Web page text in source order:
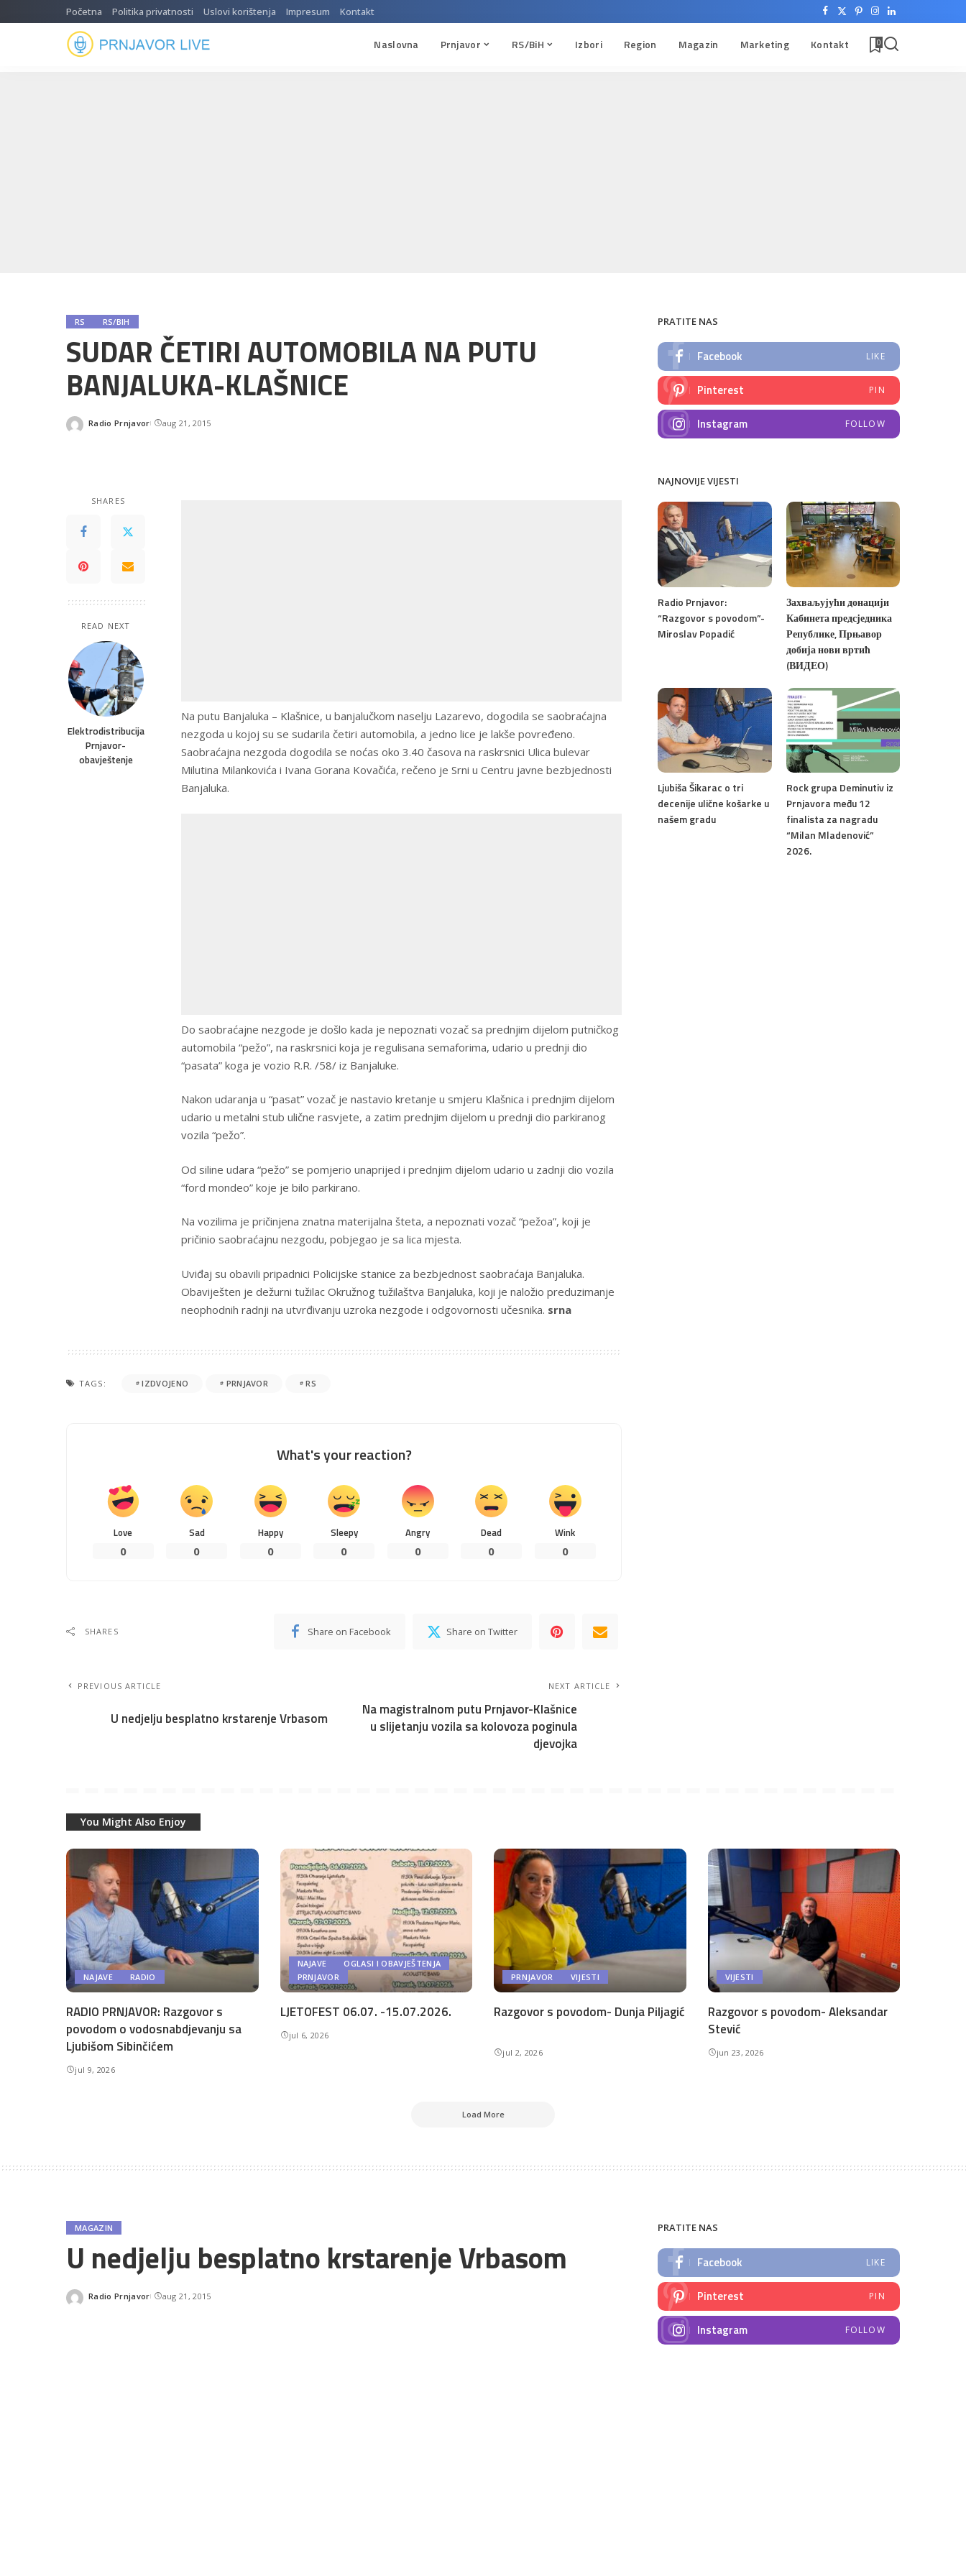
Početna Politika privatnosti Uslovi korištenja Impresum Kontakt
Naslovna Prnjavor RS/BiH Izbori Region Magazin Marketing Kontakt 0
RS RS/BIH
SUDAR ČETIRI AUTOMOBILA NA PUTU
BANJALUKA-KLAŠNICE
Posted
Radio Prnjavor aug 21, 2015
SHARES
READ NEXT
Elektrodistribucija
Prnjavor-
obavještenje
Na putu Banjaluka – Klašnice, u banjalučkom naselju Lazarevo, dogodila se saobraćajna
nezgoda u kojoj su se sudarila četiri automobila, a jedno lice je lakše povređeno.
Saobraćajna nezgoda dogodila se noćas oko 3.40 časova na raskrsnici Ulica bulevar
Milutina Milankovića i Ivana Gorana Kovačića, rečeno je Srni u Centru javne bezbjednosti
Banjaluka.
Do saobraćajne nezgode je došlo kada je nepoznati vozač sa prednjim dijelom putničkog
automobila “pežo”, na raskrsnici koja je regulisana semaforima, udario u prednji dio
“pasata” koga je vozio R.R. /58/ iz Banjaluke.
Nakon udaranja u “pasat” vozač je nastavio kretanje u smjeru Klašnica i prednjim dijelom
udario u metalni stub ulične rasvjete, a zatim prednjim dijelom u prednji dio parkiranog
vozila “pežo”.
Od siline udara “pežo” se pomjerio unaprijed i prednjim dijelom udario u zadnji dio vozila
“ford mondeo” koje je bilo parkirano.
Na vozilima je pričinjena znatna materijalna šteta, a nepoznati vozač “pežoa”, koji je
pričinio saobraćajnu nezgodu, pobjegao je sa lica mjesta.
Uviđaj su obavili pripadnici Policijske stanice za bezbjednost saobraćaja Banjaluka.
Obaviješten je dežurni tužilac Okružnog tužilaštva Banjaluka, koji je naložio preduzimanje
neophodnih radnji na utvrđivanju uzroka nezgode i odgovornosti učesnika. srna
TAGS: IZDVOJENO PRNJAVOR RS
What's your reaction?
Love
0
Sad
0
Happy
0
Sleepy
0
Angry
0
Dead
0
Wink
0
SHARES Share on Facebook Share on Twitter
PREVIOUS ARTICLE
U nedjelju besplatno krstarenje Vrbasom
NEXT ARTICLE
Na magistralnom putu Prnjavor-Klašnice
u slijetanju vozila sa kolovoza poginula
djevojka
PRATITE NAS
Facebook LIKE
Pinterest PIN
Instagram FOLLOW
NAJNOVIJE VIJESTI
Radio Prnjavor:
“Razgovor s povodom”-
Miroslav Popadić
Захваљујући донацији
Кабинета предсједника
Републике, Прњавор
добија нови вртић
(ВИДЕО)
Ljubiša Šikarac o tri
decenije ulične košarke u
našem gradu
Rock grupa Deminutiv iz
Prnjavora među 12
finalista za nagradu
“Milan Mladenović”
2026.
You Might Also Enjoy
NAJAVE RADIO
RADIO PRNJAVOR: Razgovor s
povodom o vodosnabdjevanju sa
Ljubišom Sibinčićem
jul 9, 2026
NAJAVE
OGLASI I OBAVJEŠTENJA
PRNJAVOR
LJETOFEST 06.07. -15.07.2026.
jul 6, 2026
PRNJAVOR VIJESTI
Razgovor s povodom- Dunja Piljagić
jul 2, 2026
VIJESTI
Razgovor s povodom- Aleksandar
Stević
jun 23, 2026
Load More
MAGAZIN
U nedjelju besplatno krstarenje Vrbasom
Posted
Radio Prnjavor aug 21, 2015
PRATITE NAS
Facebook LIKE
Pinterest PIN
Instagram FOLLOW